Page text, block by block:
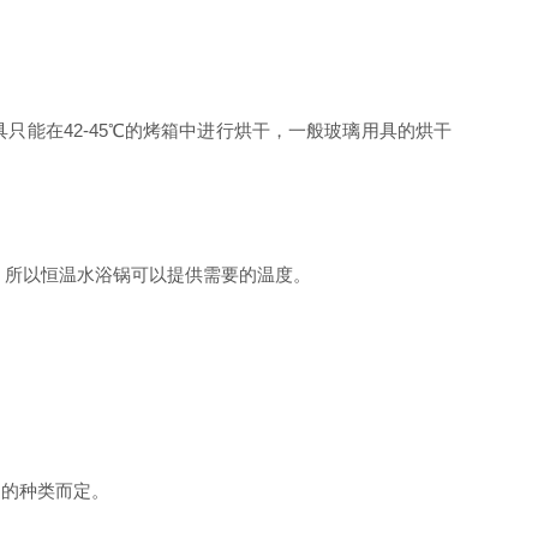
只能在42-45℃的烤箱中进行烘干，一般玻璃用具的烘干
以恒温水浴锅可以提供需要的温度。
种类而定。